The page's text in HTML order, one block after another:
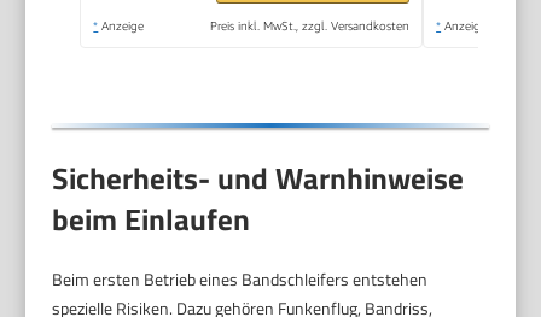
für Metallbearbeitung
* Anzeige Preis inkl. MwSt., zzgl. Versandkosten * Anzeige
Sicherheits- und Warnhinweise
beim Einlaufen
Beim ersten Betrieb eines Bandschleifers entstehen
spezielle Risiken. Dazu gehören Funkenflug, Bandriss,